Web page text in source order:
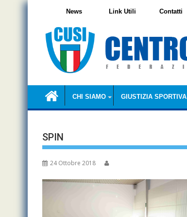
Skip
CHI SIAMO GIUSTIZIA SPORTIVA
News Link Utili Contatti
SPIN
24 Ottobre 2018